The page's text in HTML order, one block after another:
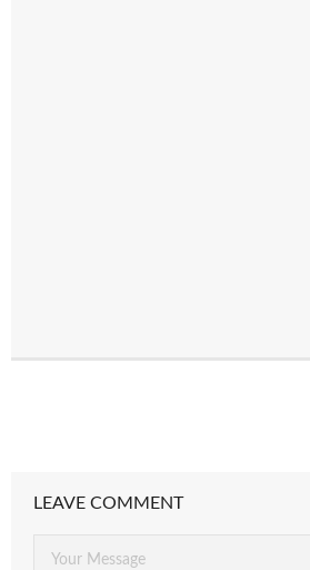
LEAVE COMMENT